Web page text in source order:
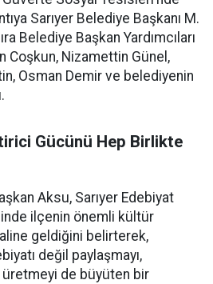
Sarıyer Belediye Başkanı M.
Belediye Başkan Yardımcıları
Coşkun, Nizamettin Günel,
Osman Demir ve belediyenin
Gücünü Hep Birlikte
Aksu, Sarıyer Edebiyat
ilçenin önemli kültür
geldiğini belirterek,
değil paylaşmayı,
de büyüten bir